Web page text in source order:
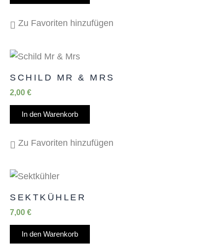
Zu Favoriten hinzufügen
SCHILD MR & MRS
2,00 €
In den Warenkorb
Zu Favoriten hinzufügen
SEKTKÜHLER
7,00 €
In den Warenkorb